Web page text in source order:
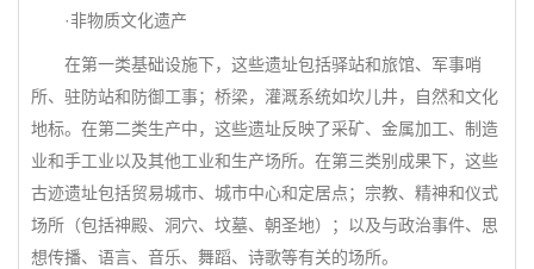
·非物质文化遗产
在第一类基础设施下，这些遗址包括驿站和旅馆、军事哨
所、驻防站和防御工事；桥梁，灌溉系统如坎儿井，自然和文化
地标。在第二类生产中，这些遗址反映了采矿、金属加工、制造
业和手工业以及其他工业和生产场所。在第三类别成果下，这些
古迹遗址包括贸易城市、城市中心和定居点；宗教、精神和仪式
场所（包括神殿、洞穴、坟墓、朝圣地）；以及与政治事件、思
想传播、语言、音乐、舞蹈、诗歌等有关的场所。